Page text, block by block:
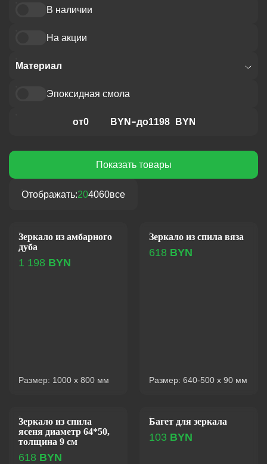
По новизне
По уменьшению цены
В наличии
На акции
Материал
Амбарный дуб
Массив ясеня
Эпоксидная смола
от BYN до BYN
Отображать:204060все
Показать товары
Зеркало из амбарного
дуба
1 198 BYN
Размер: 1000 x 800 мм
Зеркало из спила вяза
618 BYN
Размер: 640-500 x 90 мм
Зеркало из спила
ясеня диаметр 64*50,
толщина 9 см
618 BYN
Багет для зеркала
103 BYN